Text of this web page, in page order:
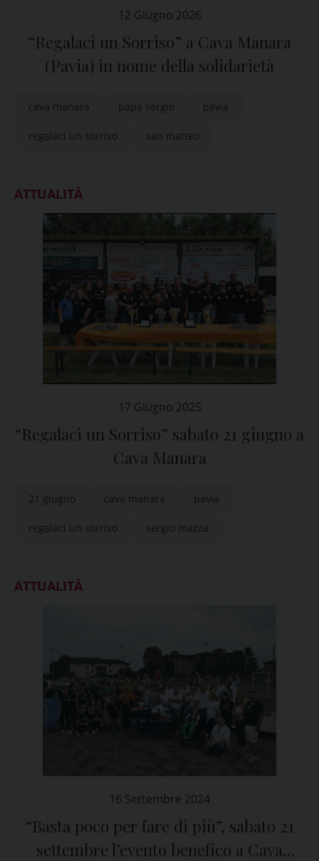
12 Giugno 2026
“Regalaci un Sorriso” a Cava Manara
(Pavia) in nome della solidarietà
cava manara papà sergio pavia
regalaci un sorriso san matteo
ATTUALITÀ
17 Giugno 2025
“Regalaci un Sorriso” sabato 21 giugno a
Cava Manara
21 giugno cava manara pavia
regalaci un sorriso sergio mazza
ATTUALITÀ
16 Settembre 2024
“Basta poco per fare di più”, sabato 21
settembre l’evento benefico a Cava